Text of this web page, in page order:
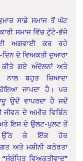
ਸਾਡੇ ਸਮਾਜ ਤੋਂ ਘੱਟ
ਸਮਾਜ ਵਿੱਚ ਟੁੱਟੇ-ਭੱਜੇ
ਅਗਵਾਈ ਕਰ ਰਹੇ
ਦੇ ਵਿਅਕਤੀ ਦੁਆਰਾ
ਕੀਤੇ ਗਏ ਅੰਦੋਲਨਾਂ ਅਤੇ
ਨਾਲ ਬਹੁਤ ਜ਼ਿਆਦਾ
ਜਾਪਦਾ ਹੈ। ਪਰ
ਉਦੋਂ ਵਾਪਰਦਾ ਹੈ ਜਦੋਂ
ਜੀਵਨ ਦੇ ਅਮੀਰ ਵਿਭਿੰਨ
ਇਸ ਦੇ ਉਲਟ-ਪੁਲਟ ਤੋਂ
ਉੱਠ ਕੇ ਇੱਕ ਹੋਰ
ਅਤੇ ਮਸ਼ੀਨੀ ਕਠੋਰਤਾ
ਵਿਅਕਤੀਵਾਦ”